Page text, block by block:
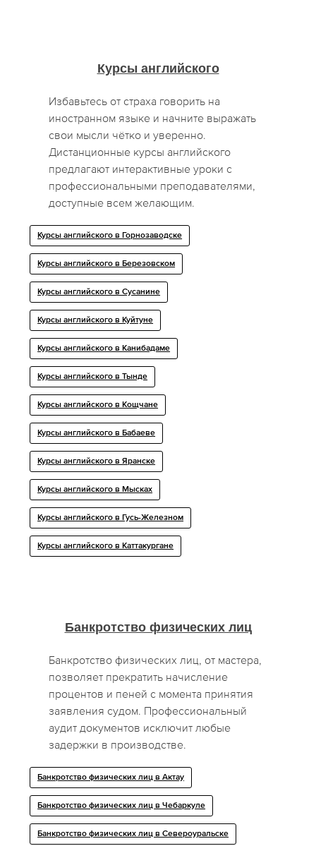
Курсы английского
Избавьтесь от страха говорить на
иностранном языке и начните выражать
свои мысли чётко и уверенно.
Дистанционные курсы английского
предлагают интерактивные уроки с
профессиональными преподавателями,
доступные всем желающим.
Курсы английского в Горнозаводске
Курсы английского в Березовском
Курсы английского в Сусанине
Курсы английского в Куйтуне
Курсы английского в Канибадаме
Курсы английского в Тынде
Курсы английского в Кощчане
Курсы английского в Бабаеве
Курсы английского в Яранске
Курсы английского в Мысках
Курсы английского в Гусь-Железном
Курсы английского в Каттакургане
Банкротство физических лиц
Банкротство физических лиц, от мастера,
позволяет прекратить начисление
процентов и пеней с момента принятия
заявления судом. Профессиональный
аудит документов исключит любые
задержки в производстве.
Банкротство физических лиц в Актау
Банкротство физических лиц в Чебаркуле
Банкротство физических лиц в Североуральске